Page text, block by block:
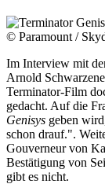
© Paramount /
Im Interview mit
Arnold
Terminator-Film
gedacht. Auf die
Genisys geben
schon drauf.".
Gouverneur von
Bestätigung von
gibt es nicht.